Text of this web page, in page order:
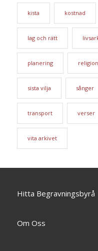
kista kostnad
lag och rätt
planering religion
sista vilja sånger
transport verser
vita arkivet
Hitta Begravningsbyrå
Om Oss